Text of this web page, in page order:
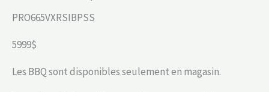
PRO665VXRSIBPSS
5999$
Les BBQ sont disponibles seulement en magasin.